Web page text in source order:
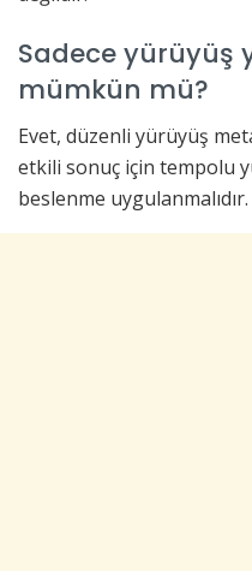
Sadece yürüyüş
mümkün mü?
Evet, düzenli yürüyüş
etkili sonuç için tempolu
beslenme uygulanmalıdır.